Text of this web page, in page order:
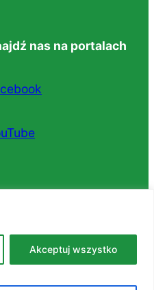
Akceptuj wszystko
nas na portalach